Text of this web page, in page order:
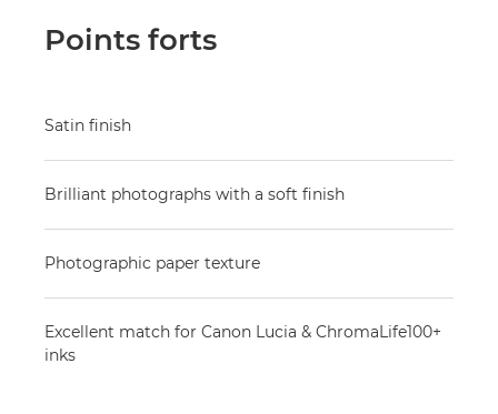
Points forts
Satin finish
Brilliant photographs with a soft finish
Photographic paper texture
Excellent match for Canon Lucia & ChromaLife100+
inks